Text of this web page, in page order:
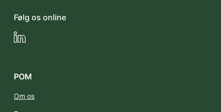
Følg os online
LinkedIn
POM
Om os